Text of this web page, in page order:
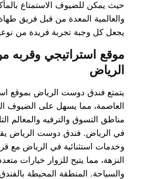
حيث يمكن للضيوف الاستمتاع
والعالمية المعدة من قبل فريق
يجعل كل وجبة تجربة فريدة من
موقع استراتيجي وقربه
الرياض
يتمتع فندق دوست الرياض بموقع
العاصمة، مما يسهل على الضيوف
مناطق التسوق والترفيه والمعالم
في الرياض. فندق دوست الرياض
وخدمات استثنائية في الرياض مع
النزهة، مما يتيح للزوار خيارات
والسياحة. المنطقة المحيطة